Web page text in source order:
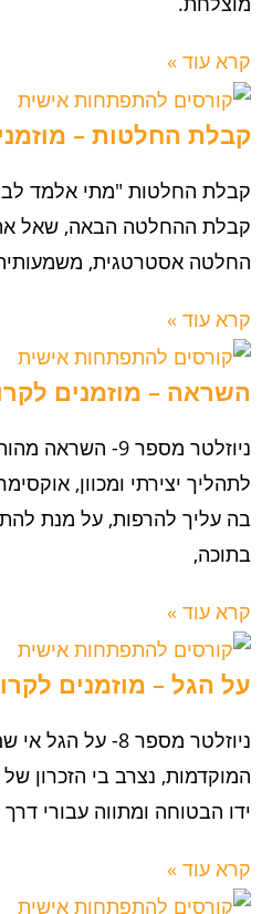
קרא עוד »
קבלת החלטות –
קבלת החלטות "מתי אלמד
קבלת ההחלטה הבאה, שאל
החלטה אסטרטגית,
קרא עוד »
השראה – מוזמנים
ניוזלטר מספר 9-
לתהליך יצירתי ומכוון,
בה עליך להרפות, על מנת
בתוכה,
קרא עוד »
על הגל – מוזמנים
ניוזלטר מספר 8- על
המוקדמות, נצרב בי הזכרון
ידו הבטוחה ומתווה עבורי דרך
קרא עוד »